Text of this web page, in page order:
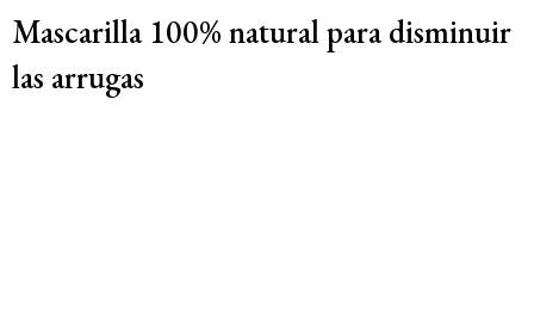
Mascarilla 100% natural para disminuir
las arrugas